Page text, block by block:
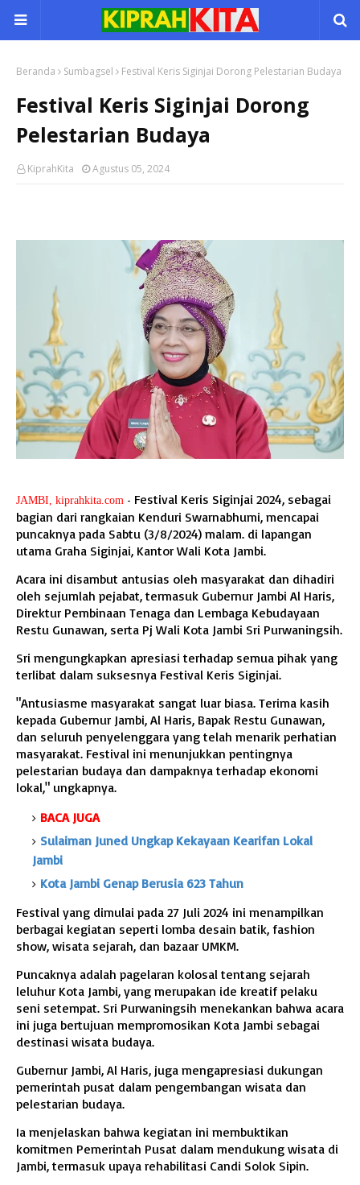
Beranda Sumbagsel Festival Keris Siginjai Dorong Pelestarian Budaya
Festival Keris Siginjai Dorong
Pelestarian Budaya
KiprahKita Agustus 05, 2024
JAMBI, kiprahkita.com - Festival Keris Siginjai 2024, sebagai
bagian dari rangkaian Kenduri Swarnabhumi, mencapai
puncaknya pada Sabtu (3/8/2024) malam. di lapangan
utama Graha Siginjai, Kantor Wali Kota Jambi.
Acara ini disambut antusias oleh masyarakat dan dihadiri
oleh sejumlah pejabat, termasuk Gubernur Jambi Al Haris,
Direktur Pembinaan Tenaga dan Lembaga Kebudayaan
Restu Gunawan, serta Pj Wali Kota Jambi Sri Purwaningsih.
Sri mengungkapkan apresiasi terhadap semua pihak yang
terlibat dalam suksesnya Festival Keris Siginjai.
"Antusiasme masyarakat sangat luar biasa. Terima kasih
kepada Gubernur Jambi, Al Haris, Bapak Restu Gunawan,
dan seluruh penyelenggara yang telah menarik perhatian
masyarakat. Festival ini menunjukkan pentingnya
pelestarian budaya dan dampaknya terhadap ekonomi
lokal," ungkapnya.
BACA JUGA
Sulaiman Juned Ungkap Kekayaan Kearifan Lokal
Jambi
Kota Jambi Genap Berusia 623 Tahun
Festival yang dimulai pada 27 Juli 2024 ini menampilkan
berbagai kegiatan seperti lomba desain batik, fashion
show, wisata sejarah, dan bazaar UMKM.
Puncaknya adalah pagelaran kolosal tentang sejarah
leluhur Kota Jambi, yang merupakan ide kreatif pelaku
seni setempat. Sri Purwaningsih menekankan bahwa acara
ini juga bertujuan mempromosikan Kota Jambi sebagai
destinasi wisata budaya.
Gubernur Jambi, Al Haris, juga mengapresiasi dukungan
pemerintah pusat dalam pengembangan wisata dan
pelestarian budaya.
Ia menjelaskan bahwa kegiatan ini membuktikan
komitmen Pemerintah Pusat dalam mendukung wisata di
Jambi, termasuk upaya rehabilitasi Candi Solok Sipin.